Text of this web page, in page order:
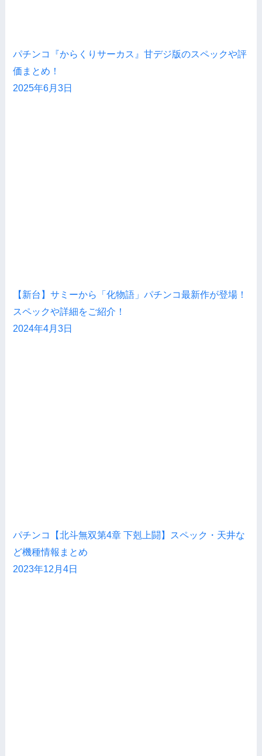
パチンコ『からくりサーカス』甘デジ版のスペックや評
価まとめ！
2025年6月3日
【新台】サミーから「化物語」パチンコ最新作が登場！
スペックや詳細をご紹介！
2024年4月3日
パチンコ【北斗無双第4章 下剋上闘】スペック・天井な
ど機種情報まとめ
2023年12月4日